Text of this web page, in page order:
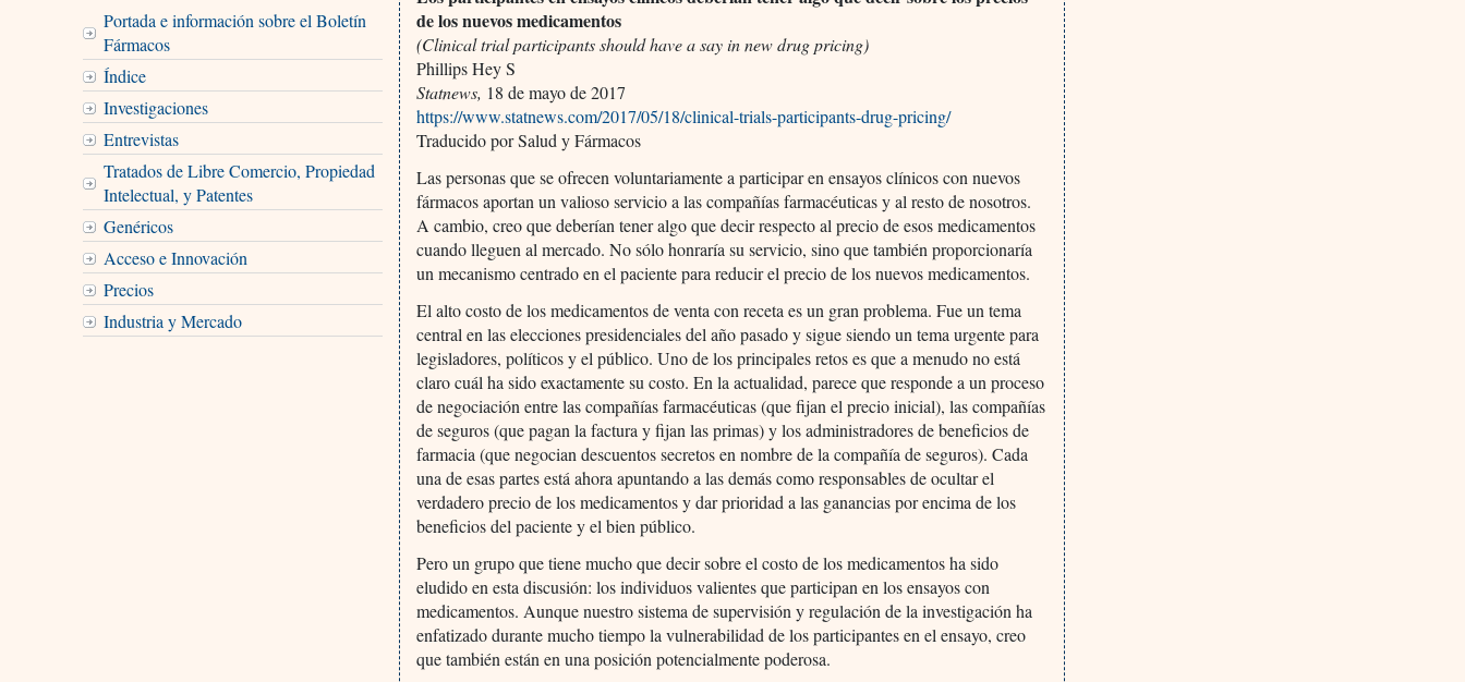
Portada e información sobre el Boletín
Fármacos
Índice
Investigaciones
Entrevistas
Tratados de Libre Comercio, Propiedad
Intelectual, y Patentes
Genéricos
Acceso e Innovación
Precios
Industria y Mercado
de los nuevos medicamentos
(Clinical trial participants should have a say in new drug pricing)
Phillips Hey S
Statnews, 18 de mayo de 2017
https://www.statnews.com/2017/05/18/clinical-trials-participants-drug-pricing/
Traducido por Salud y Fármacos
Las personas que se ofrecen voluntariamente a participar en ensayos clínicos con nuevos
fármacos aportan un valioso servicio a las compañías farmacéuticas y al resto de nosotros.
A cambio, creo que deberían tener algo que decir respecto al precio de esos medicamentos
cuando lleguen al mercado. No sólo honraría su servicio, sino que también proporcionaría
un mecanismo centrado en el paciente para reducir el precio de los nuevos medicamentos.
El alto costo de los medicamentos de venta con receta es un gran problema. Fue un tema
central en las elecciones presidenciales del año pasado y sigue siendo un tema urgente para
legisladores, políticos y el público. Uno de los principales retos es que a menudo no está
claro cuál ha sido exactamente su costo. En la actualidad, parece que responde a un proceso
de negociación entre las compañías farmacéuticas (que fijan el precio inicial), las compañías
de seguros (que pagan la factura y fijan las primas) y los administradores de beneficios de
farmacia (que negocian descuentos secretos en nombre de la compañía de seguros). Cada
una de esas partes está ahora apuntando a las demás como responsables de ocultar el
verdadero precio de los medicamentos y dar prioridad a las ganancias por encima de los
beneficios del paciente y el bien público.
Pero un grupo que tiene mucho que decir sobre el costo de los medicamentos ha sido
eludido en esta discusión: los individuos valientes que participan en los ensayos con
medicamentos. Aunque nuestro sistema de supervisión y regulación de la investigación ha
enfatizado durante mucho tiempo la vulnerabilidad de los participantes en el ensayo, creo
que también están en una posición potencialmente poderosa.